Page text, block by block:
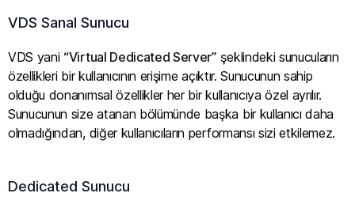
VDS Sanal Sunucu
VDS yani “Virtual Dedicated Server” şeklindeki sunucuların
özellikleri bir kullanıcının erişime açıktır. Sunucunun sahip
olduğu donanımsal özellikler her bir kullanıcıya özel ayrılır.
Sunucunun size atanan bölümünde başka bir kullanıcı daha
olmadığından, diğer kullanıcıların performansı sizi etkilemez.
Dedicated Sunucu